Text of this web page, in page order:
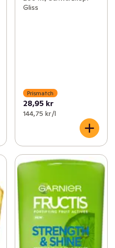
Gliss
Prismatch
28,95 kr
144,75 kr /l